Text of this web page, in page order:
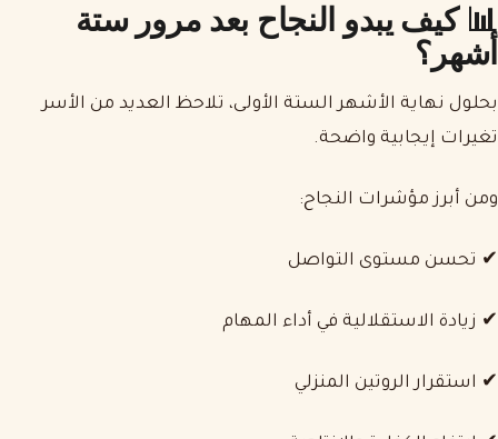
📊 كيف يبدو النجاح بعد مرور ستة
أشهر؟
بحلول نهاية الأشهر الستة الأولى، تلاحظ العديد من الأسر
تغيرات إيجابية واضحة.
ومن أبرز مؤشرات النجاح:
✔ تحسن مستوى التواصل
✔ زيادة الاستقلالية في أداء المهام
✔ استقرار الروتين المنزلي